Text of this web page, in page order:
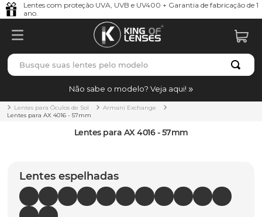
Lentes com proteção UVA, UVB e UV400 + Garantia de fabricação de 1
ano.
Busque suas lentes pelo modelo
Não sabe o modelo? Veja aqui!
Lentes para Óculos de Sol
Armani Exchange
Lentes para AX 4016 - 57mm
Lentes para AX 4016 - 57mm
Lentes espelhadas
TERMOS MAIS BUSCADOS
1º borrachas
holbrook
5º chaves
6º t-shock